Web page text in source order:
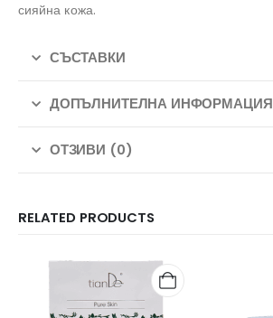
сияйна кожа.
СЪСТАВКИ
ДОПЪЛНИТЕЛНА ИНФОРМАЦИЯ
ОТЗИВИ (0)
RELATED PRODUCTS